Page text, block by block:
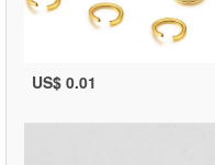
US$ 0.01